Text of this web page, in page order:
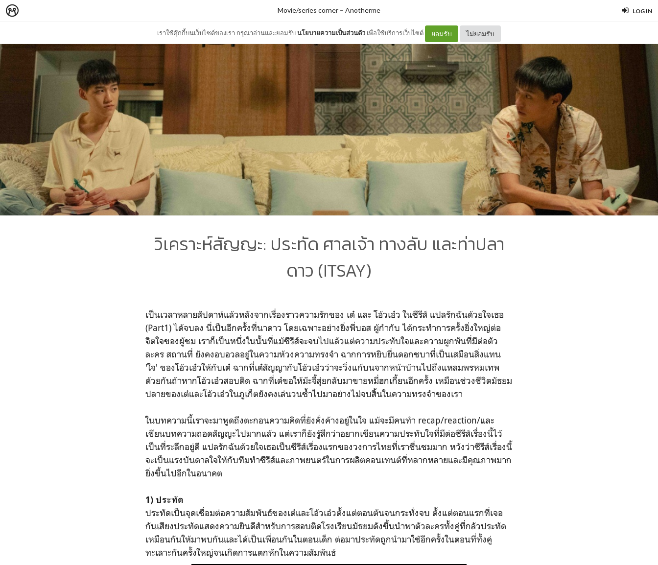
LOG IN
เราใช้คุ๊กกี้บนเว็บไซต์ของเรา กรุณาอ่านและยอมรับนโยบายความเป็นส่วนตัว เพื่อใช้บริการเว็บไซต์ ยอมรับ ไม่ยอมรับ
Movie/series corner – Anotherme
วิเคราะห์สัญญะ: ประทัด ศาลเจ้า ทางลับ และท่าปลา
ดาว (ITSAY)
เป็นเวลาหลายสัปดาห์แล้วหลังจากเรื่องราวความรักของ เต๋ และ โอ้วเอ๋ว ในซีรีส์ แปลรักฉันด้วยใจเธอ
(Part1) ได้จบลง นี่เป็นอีกครั้งที่นาดาว โดยเฉพาะอย่างยิ่งพี่บอส ผู้กำกับ ได้กระทำการครั้งยิ่งใหญ่ต่อ
จิตใจของผู้ชม เราก็เป็นหนึ่งในนั้นที่แม้ซีรีส์จะจบไปแล้วแต่ความประทับใจและความผูกพันที่มีต่อตัว
ละคร สถานที่ ยังคงอบอวลอยู่ในความห้วงความทรงจำ ฉากการหยิบยื่นดอกชบาที่เป็นเสมือนสิ่งแทน
'ใจ' ของโอ้วเอ๋วให้กับเต๋ ฉากที่เต๋สัญญากับโอ้วเอ๋วว่าจะวิ่งแก้บนจากหน้าบ้านไปถึงแหลมพรหมเทพ
ด้วยกันถ้าหากโอ้วเอ๋วสอบติด ฉากที่เต๋ขอให้ม๊ะจี้สุ่ยกลับมาขายหมี่ฮกเกี้ยนอีกครั้ง เหมือนช่วงชีวิตมัธยม
ปลายของเต๋และโอ้วเอ๋วในภูเก็ตยังคงเล่นวนซ้ำไปมาอย่างไม่จบสิ้นในความทรงจำของเรา
ในบทความนี้เราจะมาพูดถึงตะกอนความคิดที่ยังคั่งค้างอยู่ในใจ แม้จะมีคนทำ recap/reaction/และ
เขียนบทความถอดสัญญะไปมากแล้ว แต่เราก็ยังรู้สึกว่าอยากเขียนความประทับใจที่มีต่อซีรีส์เรื่องนี้ไว้
เป็นที่ระลึกอยู่ดี แปลรักฉันด้วยใจเธอเป็นซีรีส์เรื่องแรกของวงการไทยที่เราชื่นชมมาก หวังว่าซีรีส์เรื่องนี้
จะเป็นแรงบันดาลใจให้กับทีมทำซีรีส์และภาพยนตร์ในการผลิตคอนเทนต์ที่หลากหลายและมีคุณภาพมาก
ยิ่งขึ้นไปอีกในอนาคต
1) ประทัด
ประทัดเป็นจุดเชื่อมต่อความสัมพันธ์ของเต๋และโอ้วเอ๋วตั้งแต่ตอนต้นจนกระทั่งจบ ตั้งแต่ตอนแรกที่เจอ
กันเสียงประทัดแสดงความยินดีสำหรับการสอบติดโรงเรียนมัธยมดังขึ้นนำพาตัวละครทั้งคู่ที่กลัวประทัด
เหมือนกันให้มาพบกันและได้เป็นเพื่อนกันในตอนเด็ก ต่อมาประทัดถูกนำมาใช้อีกครั้งในตอนที่ทั้งคู่
ทะเลาะกันครั้งใหญ่จนเกิดการแตกหักในความสัมพันธ์